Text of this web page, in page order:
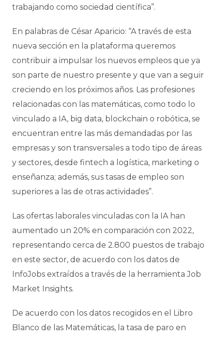
trabajando como sociedad científica”.
En palabras de César Aparicio: “A través de esta
nueva sección en la plataforma queremos
contribuir a impulsar los nuevos empleos que ya
son parte de nuestro presente y que van a seguir
creciendo en los próximos años. Las profesiones
relacionadas con las matemáticas, como todo lo
vinculado a IA, big data, blockchain o robótica, se
encuentran entre las más demandadas por las
empresas y son transversales a todo tipo de áreas
y sectores, desde fintech a logística, marketing o
enseñanza; además, sus tasas de empleo son
superiores a las de otras actividades”.
Las ofertas laborales vinculadas con la IA han
aumentado un 20% en comparación con 2022,
representando cerca de 2.800 puestos de trabajo
en este sector, de acuerdo con los datos de
InfoJobs extraídos a través de la herramienta Job
Market Insights.
De acuerdo con los datos recogidos en el Libro
Blanco de las Matemáticas, la tasa de paro en